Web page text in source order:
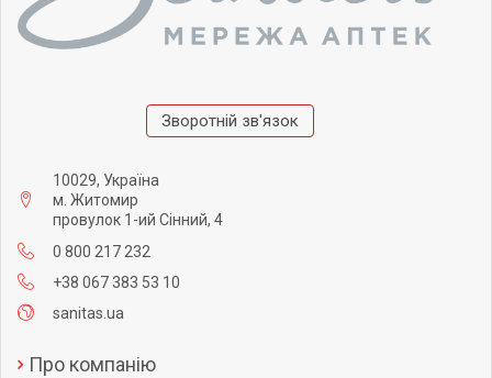
Зворотній зв'язок
10029, Україна
м. Житомир
провулок 1-ий Сінний, 4
0 800 217 232
+38 067 383 53 10
sanitas.ua
Про компанію